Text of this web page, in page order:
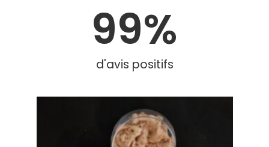
d'avis positifs
99%